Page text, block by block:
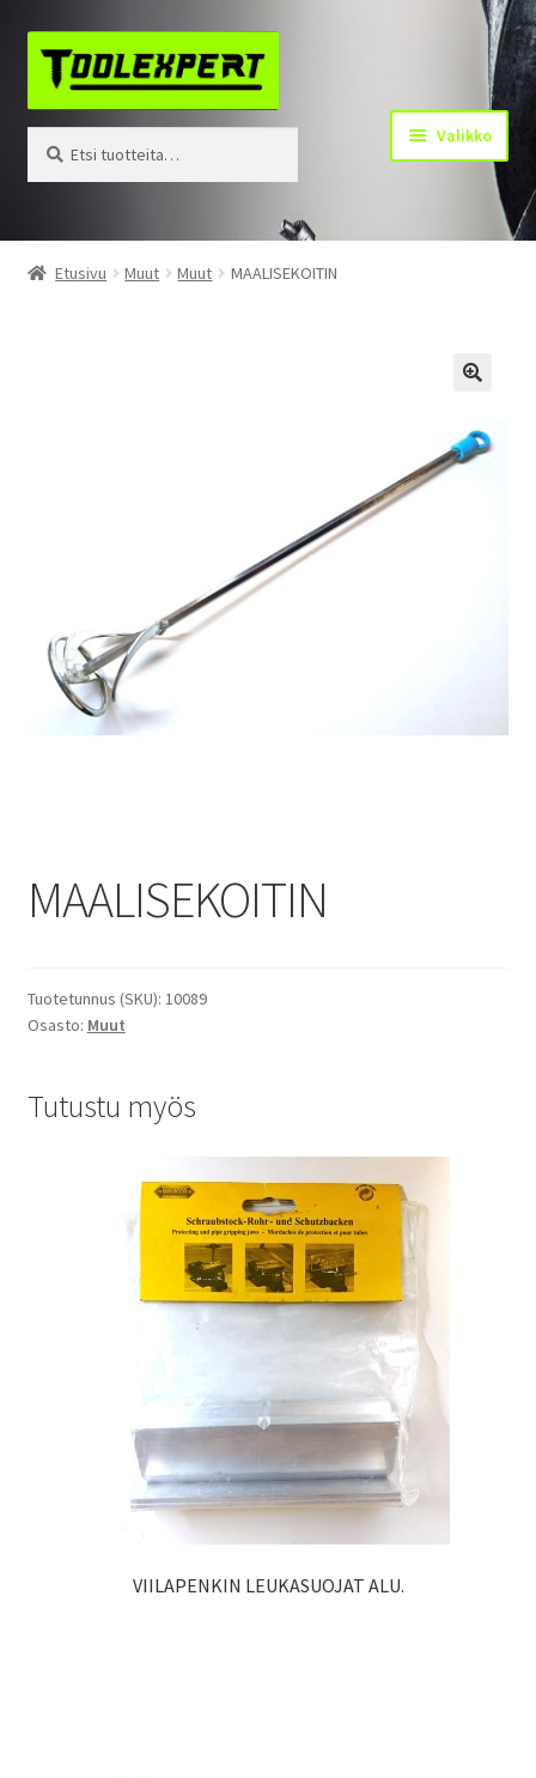
Siirry
navigointiin
Siirry
sisältöön
Valikko
Tuotteet
Etusivu Muut Muut MAALISEKOITIN
MAALISEKOITIN
Tuotetunnus (SKU): 10089
Osasto: Muut
Tutustu myös
VIILAPENKIN LEUKASUOJAT ALU.